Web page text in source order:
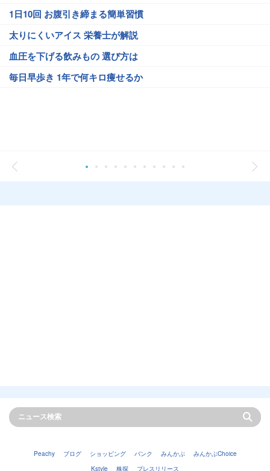
1日10回 お腹引き締まる簡単習慣
太りにくいアイス 栄養士が解説
血圧を下げる飲みもの 選び方は
毎日早歩き 1年で何キロ痩せるか
Peachy ブログ ショッピング バンク みんかぶ
みんかぶChoice
Kstyle
株探 プレスリリース